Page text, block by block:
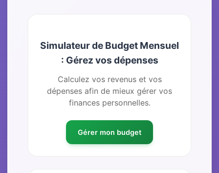
Simulateur de Budget Mensuel
: Gérez vos dépenses
Calculez vos revenus et vos
dépenses afin de mieux gérer vos
finances personnelles.
Gérer mon budget